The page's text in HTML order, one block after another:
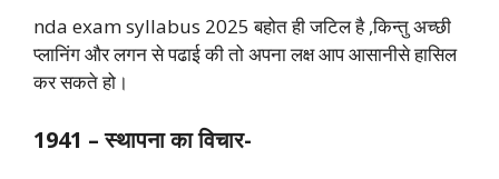
nda exam syllabus 2025 बहोत ही जटिल है ,किन्तु अच्छी
प्लानिंग और लगन से पढाई की तो अपना लक्ष आप आसानीसे हासिल
कर सकते हो।
1941 – स्थापना का विचार-